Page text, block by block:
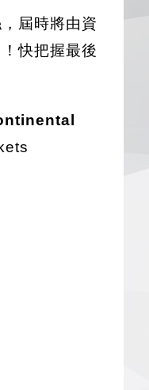
屆時將由資
快把握最後